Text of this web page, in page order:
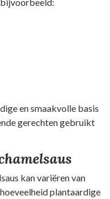
en smaakvolle basis
gerechten gebruikt
kan variëren van
plantaardige